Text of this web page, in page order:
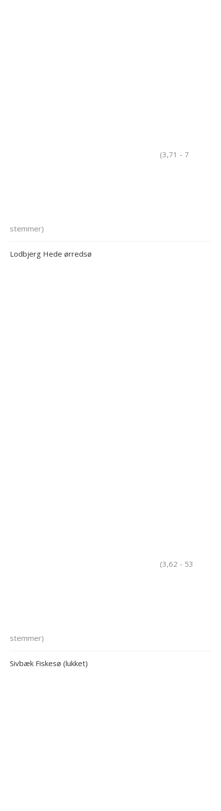
(3,71 - 7
stemmer)
Lodbjerg Hede ørredsø
(3,62 - 53
stemmer)
Sivbæk Fiskesø (lukket)